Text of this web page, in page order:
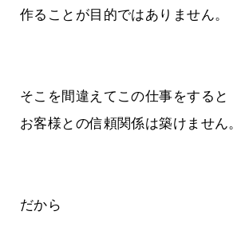
作ることが目的ではありません。
そこを間違えてこの仕事をすると
お客様との信頼関係は築けません。
だから